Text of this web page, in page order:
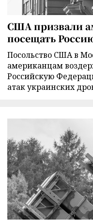
США призвали
посещать
Посольство США в
американцам
Российскую
атак украинских